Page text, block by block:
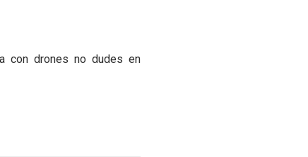
con drones no dudes en